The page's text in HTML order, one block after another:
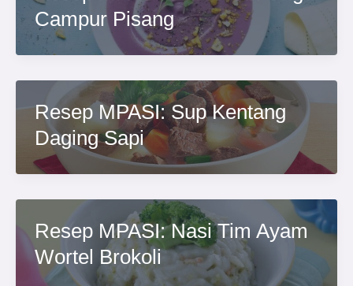
Campur Pisang
Resep MPASI: Sup Kentang
Daging Sapi
Resep MPASI: Nasi Tim Ayam
Wortel Brokoli